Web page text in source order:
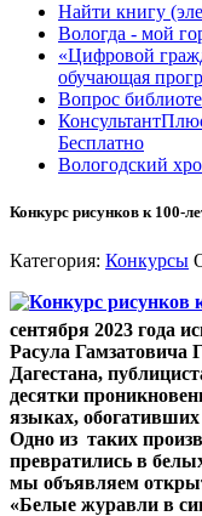
Найти книгу
Вологда - мой
«Цифровой
обучающая
Вопрос
Бесплатно
Вологодский
Конкурс рисунков к 100-
Категория: Конкурсы
сентября 2023 года
Расула Гамзатовича
Дагестана,
десятки
языках,
Одно из таких
превратились в
мы объявляем
«Белые журавли в